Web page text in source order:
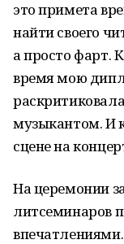
это примета
найти своего
а просто фарт.
время мою
музыкантом. И
сцене на
На церемонии
литсеминаров